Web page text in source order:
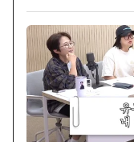
私の軽率な言動によ
頭を下げて謝罪申し
の愛情と尊重を強調
路は非常に意味深く
『キム·ジョンウク
ながら深い響きと感
からこそ大学路の舞
る心を持っていた